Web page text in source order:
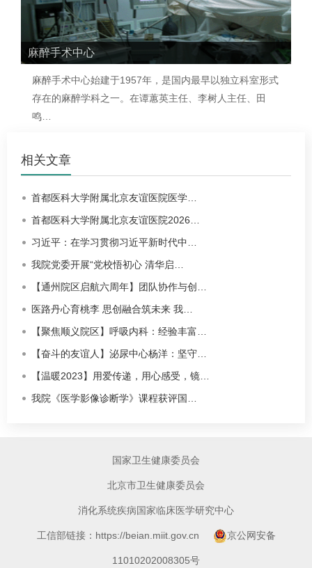
麻醉手术中心
麻醉手术中心始建于1957年，是国内最早以独立科室形式
存在的麻醉学科之一。在谭蕙英主任、李树人主任、
田
鸣
相关文章
首都医科大学附属北京友谊医院医学…
首都医科大学附属北京友谊医院2026…
习近平：在学习贯彻习近平新时代中…
我院党委开展“党校悟初心 清华启…
【通州院区启航六周年】团队协作与创…
医路丹心育桃李 思创融合筑未来 我…
【聚焦顺义院区】呼吸内科：经验丰富…
【奋斗的友谊人】泌尿中心杨洋：坚守…
【温暖2023】用爱传递，用心感受，镜…
我院《医学影像诊断学》课程获评国…
国家卫生健康委员会
北京市卫生健康委员会
消化系统疾病国家临床医学研究中心
工信部链接：https://beian.miit.gov.cn 京公网安备
11010202008305号